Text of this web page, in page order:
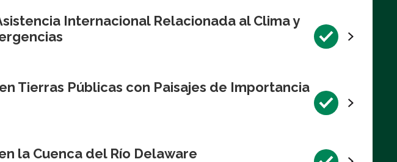
Internacional Relacionada al Clima y
Tierras Públicas con Paisajes de Importancia
la Cuenca del Río Delaware